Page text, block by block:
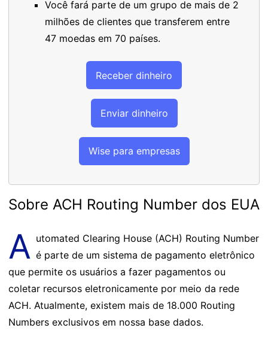
Você fará parte de um grupo de mais de 2
milhões de clientes que transferem entre
47 moedas em 70 países.
Receber dinheiro
Enviar dinheiro
Wise para empresas
Sobre ACH Routing Number dos EUA
A utomated Clearing House (ACH) Routing Number
é parte de um sistema de pagamento eletrônico
que permite os usuários a fazer pagamentos ou
coletar recursos eletronicamente por meio da rede
ACH. Atualmente, existem mais de 18.000 Routing
Numbers exclusivos em nossa base dados.